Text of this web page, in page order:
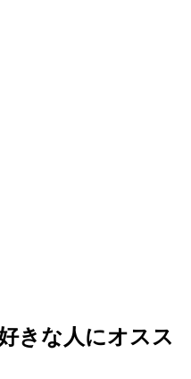
きな人にオスス